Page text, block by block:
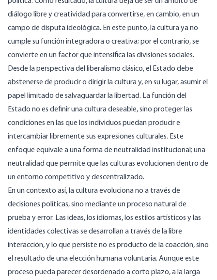
diálogo libre y creatividad para convertirse, en cambio, en un
campo de disputa ideológica. En este punto, la cultura ya no
cumple su función integradora o creativa; por el contrario, se
convierte en un factor que intensifica las divisiones sociales.
Desde la perspectiva del liberalismo clásico, el Estado debe
abstenerse de producir o dirigir la cultura y, en su lugar, asumir el
papel limitado de salvaguardar la libertad. La función del
Estado no es definir una cultura deseable, sino proteger las
condiciones en las que los individuos puedan producir e
intercambiar libremente sus expresiones culturales. Este
enfoque equivale a una forma de neutralidad institucional; una
neutralidad que permite que las culturas evolucionen dentro de
un entorno competitivo y descentralizado.
En un contexto así, la cultura evoluciona no a través de
decisiones políticas, sino mediante un proceso natural de
prueba y error. Las ideas, los idiomas, los estilos artísticos y las
identidades colectivas se desarrollan a través de la libre
interacción, y lo que persiste no es producto de la coacción, sino
el resultado de una elección humana voluntaria. Aunque este
proceso pueda parecer desordenado a corto plazo, a la larga